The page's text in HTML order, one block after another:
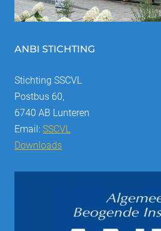
ANBI STICHTING
Stichting SSCVL
Postbus 60,
6740 AB Lunteren
Email: SSCVL
Downloads